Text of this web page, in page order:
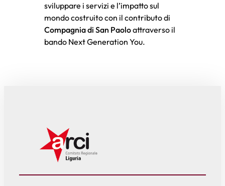
sviluppare i servizi e l’impatto sul
mondo costruito con il contributo di
Compagnia di San Paoloattraverso il
bando Next Generation You.